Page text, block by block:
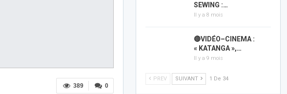
0
389
SEWING :…
Il y a 8 mois
🔴VIDÉO–CINEMA :
« KATANGA »,…
Il y a 9 mois
PREV SUIVANT 1 De 34